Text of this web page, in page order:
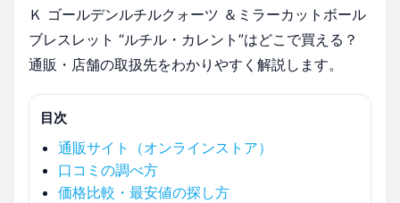
Ｋ ゴールデンルチルクォーツ ＆ミラーカットボール
ブレスレット “ルチル・カレント”はどこで買える？
通販・店舗の取扱先をわかりやすく解説します。
目次
通販サイト（オンラインストア）
口コミの調べ方
価格比較・最安値の探し方